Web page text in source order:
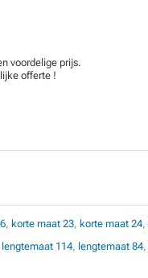
voordelige prijs.
offerte !
, korte maat 23, korte maat 24,
lengtemaat 114, lengtemaat 84,